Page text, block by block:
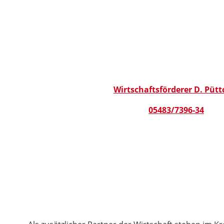
Wirtschaftsförderer D.
05483/7396-34